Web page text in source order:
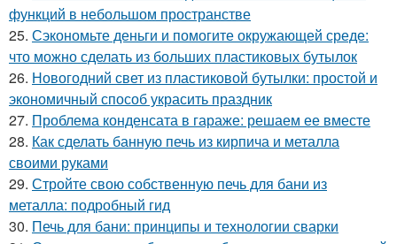
функций в небольшом пространстве
25. Сэкономьте деньги и помогите окружающей среде:
что можно сделать из больших пластиковых бутылок
26. Новогодний свет из пластиковой бутылки: простой и
экономичный способ украсить праздник
27. Проблема конденсата в гараже: решаем ее вместе
28. Как сделать банную печь из кирпича и металла
своими руками
29. Стройте свою собственную печь для бани из
металла: подробный гид
30. Печь для бани: принципы и технологии сварки